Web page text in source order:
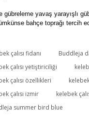
yavaş yarayışlı
bahçe toprağı tercih
ürüne ilk yorumu siz yapın!
Yorum Yaz
çalısı fidanı
Buddleja
çalısı yetiştiriciliği
çalısı özellikleri
çalısı izmir
kelebek
summer bird blue